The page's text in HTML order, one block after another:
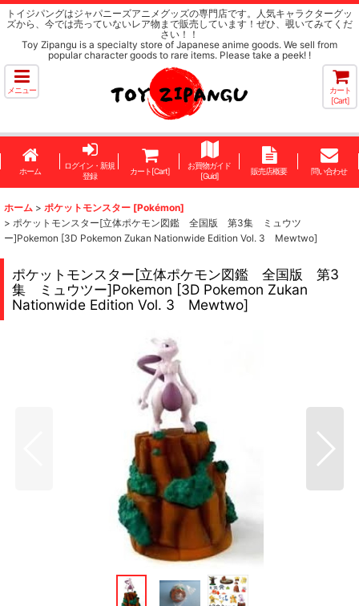
トイジパングはジャパニーズアニメグッズの専門店です。人気キャラクターグッ
ズから、今では売っていないレア物まで販売しています！ぜひ、覗いてみてくだ
さい！！
Toy Zipangu is a specialty store of Japanese anime goods. We sell from
popular character goods to rare items. Please take a peek! !
メニュー
カート
[Cart]
ホーム
ログイン・新規
登録
カート[Cart]
お買物ガイド
[Guid]
販売店概要 問い合わせ
ホーム > ポケットモンスター [Pokémon]
> ポケットモンスター[立体ポケモン図鑑 全国版 第3集 ミュウツ
ー]Pokemon [3D Pokemon Zukan Nationwide Edition Vol. 3 Mewtwo]
ポケットモンスター[立体ポケモン図鑑 全国版 第3
集 ミュウツー]Pokemon [3D Pokemon Zukan
Nationwide Edition Vol. 3 Mewtwo]